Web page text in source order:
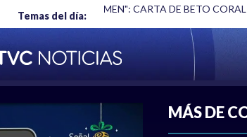
Temas del día:
"HABLAR NO ES UN CRIMEN": CARTA DE BETO CORAL
MÁS DE